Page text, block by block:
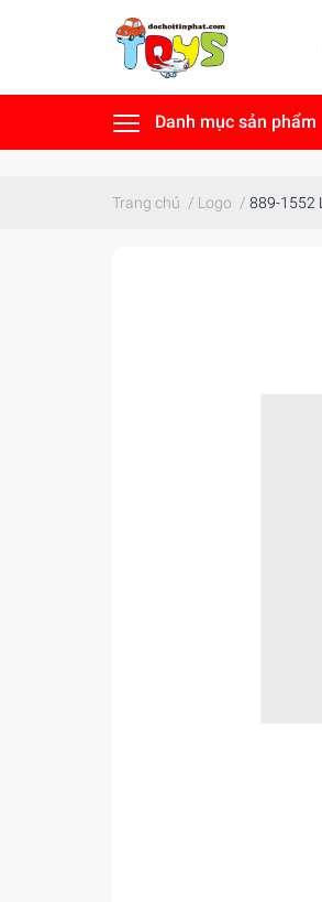
Danh mục sản phẩm
Trang chủ / Logo / 889-1552